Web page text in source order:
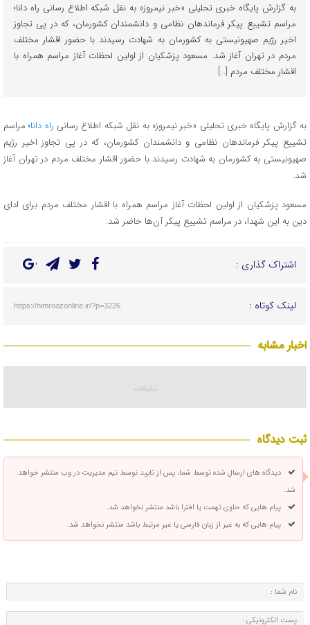
به گزارش پایگاه خبری تحلیلی «خبر نیمروز» به نقل شبکه اطلاع رسانی راه دانا؛
مراسم تشییع پیکر فرماندهان نظامی و دانشمندان کشورمان، که در پی تجاوز
اخیر رژیم صهیونیستی به کشورمان به شهادت رسیدند با حضور اقشار مختلف
مردم در تهران آغاز شد. مسعود پزشکیان از اولین لحظات آغاز مراسم همراه با
اقشار مختلف مردم […]
به گزارش پایگاه خبری تحلیلی «خبر نیمروز» به نقل شبکه اطلاع رسانی راه دانا؛ مراسم
تشییع پیکر فرماندهان نظامی و دانشمندان کشورمان، که در پی تجاوز اخیر رژیم
صهیونیستی به کشورمان به شهادت رسیدند با حضور اقشار مختلف مردم در تهران آغاز
شد.
مسعود پزشکیان از اولین لحظات آغاز مراسم همراه با اقشار مختلف مردم برای ادای
دین به این شهدا، در مراسم تشییع پیکر آن‌ها حاضر شد.
اشتراک گذاری :
لینک کوتاه : https://nimroozonline.ir/?p=3226
اخبار مشابه
ثبت دیدگاه
دیدگاه های ارسال شده توسط شما، پس از تایید توسط تیم مدیریت در وب منتشر خواهد
شد.
پیام هایی که حاوی تهمت یا افترا باشد منتشر نخواهد شد.
پیام هایی که به غیر از زبان فارسی یا غیر مرتبط باشد منتشر نخواهد شد.